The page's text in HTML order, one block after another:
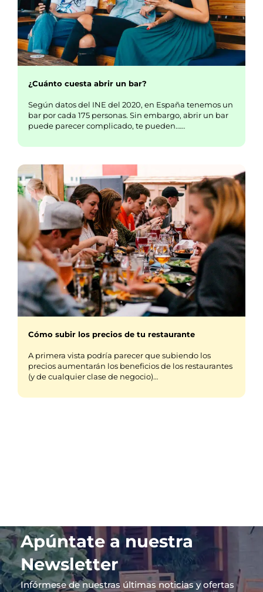
¿Cuánto cuesta abrir un bar?
Según datos del INE del 2020, en España tenemos un
bar por cada 175 personas. Sin embargo, abrir un bar
puede parecer complicado, te pueden……
Cómo subir los precios de tu restaurante
A primera vista podría parecer que subiendo los
precios aumentarán los beneficios de los restaurantes
(y de cualquier clase de negocio)…
Apúntate a nuestra
Newsletter
Infórmese de nuestras últimas noticias y ofertas